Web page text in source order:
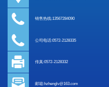
销售热线:13567284090
公司电话:0572-2128335
传真:0572-2128332
邮箱:hzhenglv@163.com